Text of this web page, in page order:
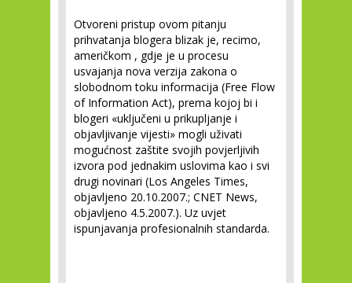
Otvoreni pristup ovom pitanju
prihvatanja blogera blizak je, recimo,
američkom , gdje je u procesu
usvajanja nova verzija zakona o
slobodnom toku informacija (Free Flow
of Information Act), prema kojoj bi i
blogeri «uključeni u prikupljanje i
objavljivanje vijesti» mogli uživati
mogućnost zaštite svojih povjerljivih
izvora pod jednakim uslovima kao i svi
drugi novinari (Los Angeles Times,
objavljeno 20.10.2007.; CNET News,
objavljeno 4.5.2007.). Uz uvjet
ispunjavanja profesionalnih standarda.